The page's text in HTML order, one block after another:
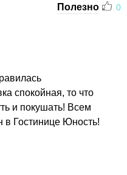
Полезно 0
спокойная, то что
и покушать! Всем
в Гостинице Юность!